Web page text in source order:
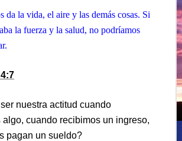
da la vida, el aire y las demás cosas. Si
la fuerza y la salud, no podríamos
nuestra actitud cuando
algo, cuando recibimos un ingreso,
pagan un sueldo?